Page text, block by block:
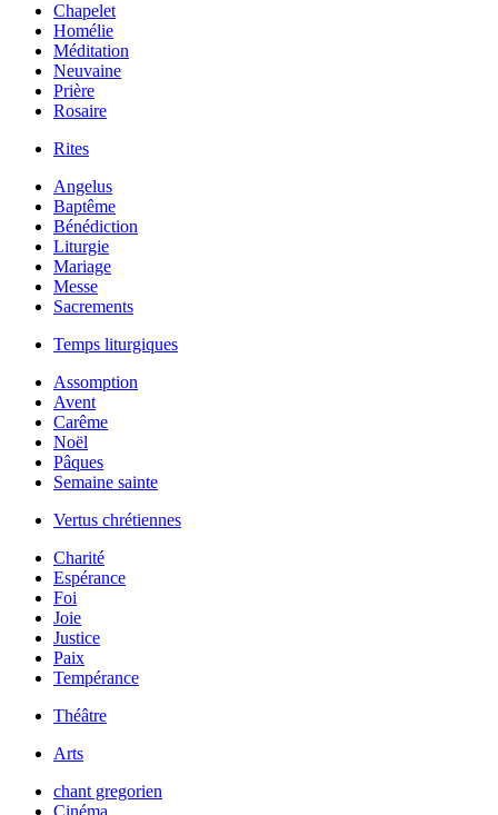
Chapelet
Homélie
Méditation
Neuvaine
Prière
Rosaire
Rites
Angelus
Baptême
Bénédiction
Liturgie
Mariage
Messe
Sacrements
Temps liturgiques
Assomption
Avent
Carême
Noël
Pâques
Semaine sainte
Vertus chrétiennes
Charité
Espérance
Foi
Joie
Justice
Paix
Tempérance
Théâtre
Arts
chant gregorien
Cinéma